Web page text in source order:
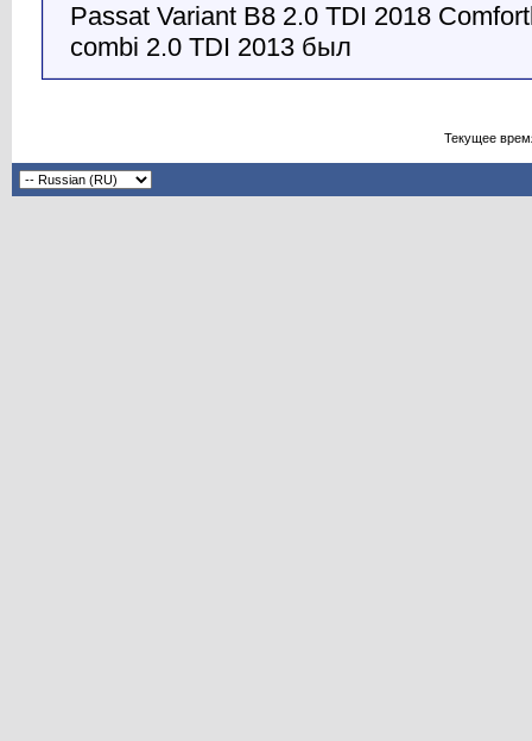
Passat Variant B8 2.0 TDI 2018
combi 2.0 TDI 2013 был
Текущее